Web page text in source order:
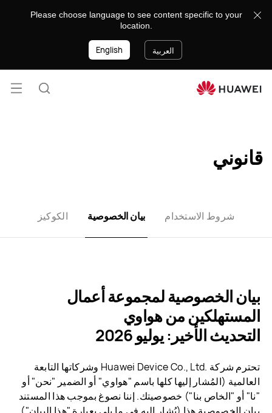
Please choose language to see content specific to your
location.
العربية English
فتح
قانوني
شروط الاستخدام بيان الخصوصية الكوكيز
بيان الخصوصية لمجموعة أعمال
المستهلكين من هواوي
التحديث الأخير: يوليو 2026
تحترم شركة Huawei Device Co., Ltd.‎ وشركاتها التابعة
العالمية (المُشار إليها كلها باسم "هواوي" أو الضمير "نحن" أو
"نا" أو "الخاص بنا") خصوصيتك. إننا نصوغ بموجب هذا المستند